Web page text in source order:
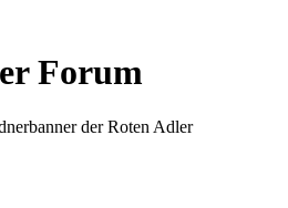
Forum
der Roten Adler